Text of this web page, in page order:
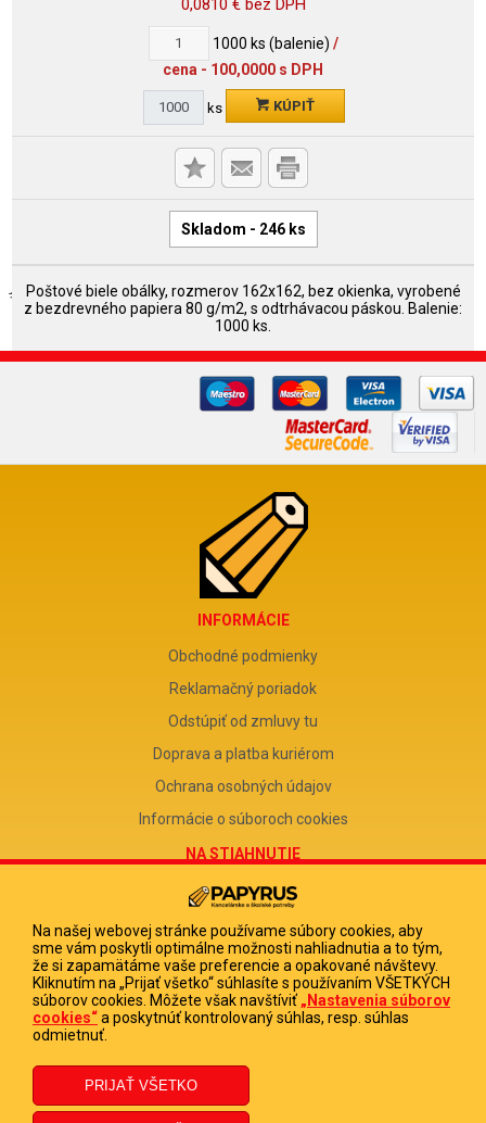
0,0810 €bez DPH
1000 ks (balenie) /
cena - 100,0000 s DPH
ks KÚPIŤ
Skladom - 246 ks
Poštové biele obálky, rozmerov 162x162, bez okienka, vyrobené
z bezdrevného papiera 80 g/m2, s odtrhávacou páskou. Balenie:
1000 ks.
INFORMÁCIE
Obchodné podmienky
Reklamačný poriadok
Odstúpiť od zmluvy tu
Doprava a platba kuriérom
Ochrana osobných údajov
Informácie o súboroch cookies
NA STIAHNUTIE
Reklamačný formulár
Odstúpenie od zmluvy
Poučenie o odstúpení od zmluvy
FIRMA
PAPYRUS POPRAD, s.r.o.
DIČ 2020513880
Na našej webovej stránke používame súbory cookies, aby
sme vám poskytli optimálne možnosti nahliadnutia a to tým,
že si zapamätáme vaše preferencie a opakované návštevy.
Kliknutím na „Prijať všetko“ súhlasíte s používaním VŠETKÝCH
súborov cookies. Môžete však navštíviť „Nastavenia súborov
cookies“a poskytnúť kontrolovaný súhlas, resp. súhlas
odmietnuť.